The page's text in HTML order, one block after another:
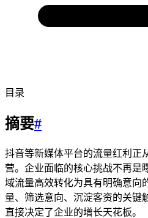
目录
摘要#
抖音等新媒体平台的流量红利正
营。企业面临的核心挑战不再是
域流量高效转化为具有明确意向
量、筛选意向、沉淀客资的关键
直接决定了企业的增长天花板。